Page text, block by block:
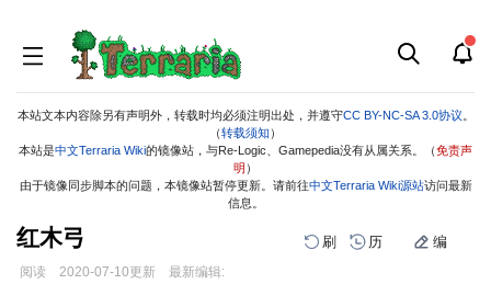
本站文本内容除另有声明外，转载时均必须注明出处，并遵守CC BY-NC-SA 3.0协议
（转载须知 ）
本站是中文Terraria Wiki的镜像站，与Re-Logic、Gamepedia没有从属关系。（免责声
明 ）
由于镜像同步脚本的问题，本镜像站暂停更新。请前往中文Terraria Wiki源站访问最新
信息。
红木弓 刷 历 编
阅读 2020-07-10更新 最新编辑: